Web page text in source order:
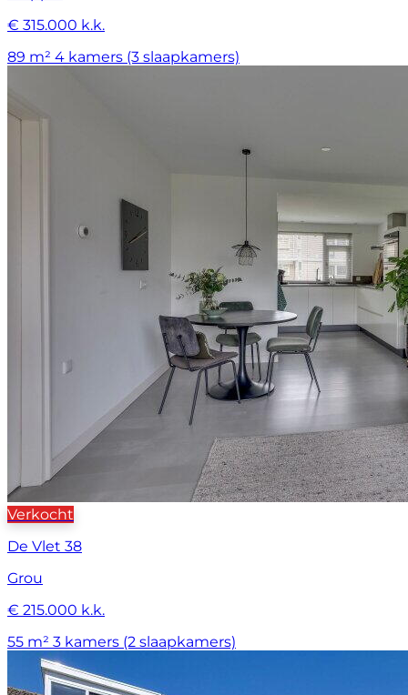
€ 315.000 k.k.
89 m² 4 kamers (3 slaapkamers)
Verkocht
De Vlet 38
Grou
€ 215.000 k.k.
55 m² 3 kamers (2 slaapkamers)